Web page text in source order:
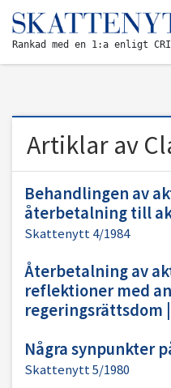
Rankad med en 1:a enligt
Artiklar av
Behandlingen av
återbetalning till
Skattenytt 4/1984
Återbetalning av
reflektioner med
regeringsrättsdom
Några synpunkter
Skattenytt 5/1980